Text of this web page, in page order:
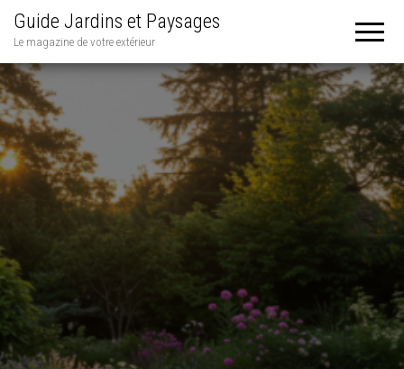
Guide Jardins et Paysages
Le magazine de votre extérieur